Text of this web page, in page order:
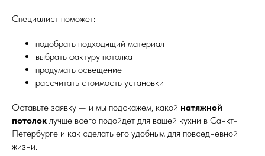
Специалист поможет:
подобрать подходящий материал
выбрать фактуру потолка
продумать освещение
рассчитать стоимость установки
Оставьте заявку — и мы подскажем, какой натяжной
потолок лучше всего подойдёт для вашей кухни в Санкт-
Петербурге и как сделать его удобным для повседневной
жизни.